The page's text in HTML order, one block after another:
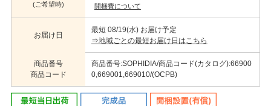
(ご希望時) 開梱費について
お届け日
最短 08/19(水) お届け予定
⇒地域ごとの最短お届け日はこちら
商品番号
商品コード
商品番号:SOPHIDIA/商品コード(カタログ):66900
0,669001,669010/(OCPB)